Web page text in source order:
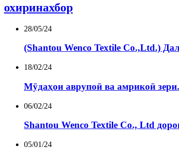
охиринахбор
28/05/24
(Shantou Wenco Textile Co.,Ltd.)
18/02/24
Мӯдаҳои аврупоӣ ва амрикоӣ
06/02/24
Shantou Wenco Textile Co., Ltd
05/01/24